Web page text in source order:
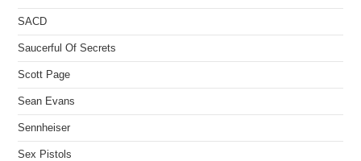
SACD
Saucerful Of Secrets
Scott Page
Sean Evans
Sennheiser
Sex Pistols